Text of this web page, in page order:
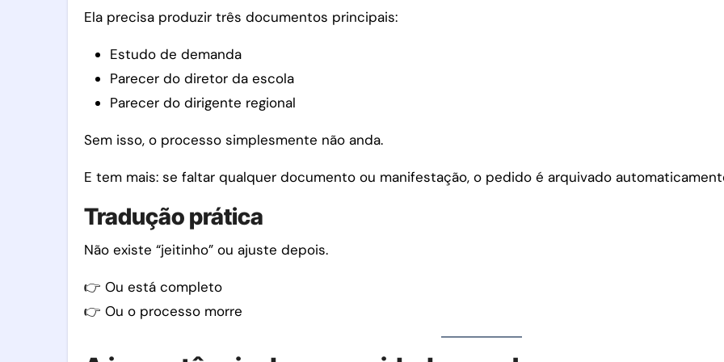
Ela precisa produzir três documentos principais:
Estudo de demanda
Parecer do diretor da escola
Parecer do dirigente regional
Sem isso, o processo simplesmente não anda.
E tem mais: se faltar qualquer documento ou manifestação, o pedido é arquivado
Tradução prática
Não existe “jeitinho” ou ajuste depois.
👉 Ou está completo
👉 Ou o processo morre